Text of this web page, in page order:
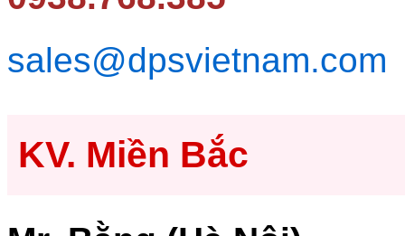
sales@dpsvietnam.com
KV. Miền Bắc